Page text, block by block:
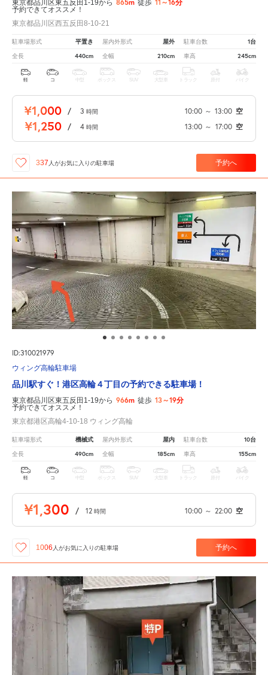
東京都品川区東五反田1-19から 865m 徒歩 11～16分
予約できてオススメ！
東京都品川区西五反田8-10-21
駐車場形式 平置き 屋内外形式 屋外 駐車台数 1台
全長 440cm 全幅 210cm 車高 245cm
軽 コ 中型 ボックス SUV 大型車 トラック 原付 バイク
¥1,000 / 3 時間 10:00 ～ 13:00 空
¥1,250 / 4 時間 13:00 ～ 17:00 空
337 人がお気に入りの駐車場 予約へ
ID:310021979
ウィング高輪駐車場
品川駅すぐ！港区高輪４丁目の予約できる駐車場！
東京都品川区東五反田1-19から 966m 徒歩 13～19分
予約できてオススメ！
東京都港区高輪4-10-18 ウィング高輪
駐車場形式 機械式 屋内外形式 屋内 駐車台数 10台
全長 490cm 全幅 185cm 車高 155cm
軽 コ 中型 ボックス SUV 大型車 トラック 原付 バイク
¥1,300 / 12 時間 10:00 ～ 22:00 空
1006 人がお気に入りの駐車場 予約へ